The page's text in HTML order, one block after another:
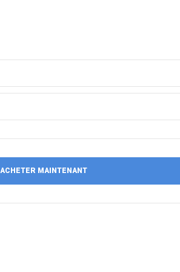
ACHETER MAINTENANT